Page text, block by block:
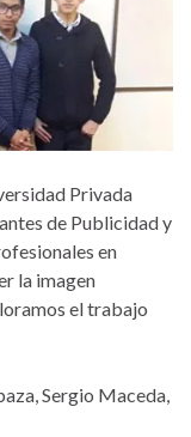
Privada
de Publicidad y
en
la imagen
el trabajo
Sergio Maceda,